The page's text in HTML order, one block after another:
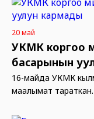
20 май
УКМК коргоо
басарынын
16-майда УКМК
маалымат тараткан.